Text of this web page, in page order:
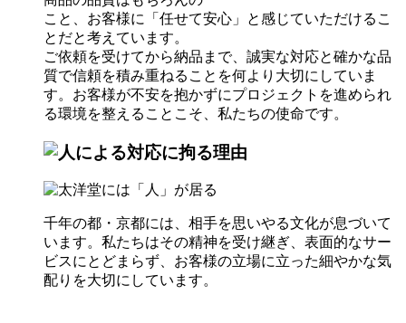
こと、お客様に「任せて安心」と感じていただけるこ
とだと考えています。
ご依頼を受けてから納品まで、誠実な対応と確かな品
質で信頼を積み重ねることを何より大切にしていま
す。お客様が不安を抱かずにプロジェクトを進められ
る環境を整えることこそ、私たちの使命です。
千年の都・京都には、相手を思いやる文化が息づいて
います。私たちはその精神を受け継ぎ、表面的なサー
ビスにとどまらず、お客様の立場に立った細やかな気
配りを大切にしています。